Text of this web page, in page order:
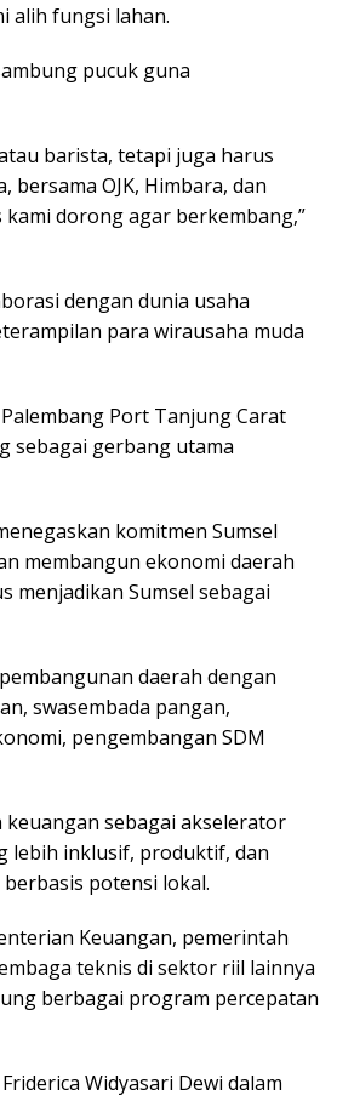
alih fungsi lahan.
pucuk guna
barista, tetapi juga harus
OJK, Himbara, dan
dorong agar berkembang,”
dengan dunia usaha
para wirausaha muda
Port Tanjung Carat
sebagai gerbang utama
komitmen Sumsel
membangun ekonomi daerah
menjadikan Sumsel sebagai
daerah dengan
swasembada pangan,
pengembangan SDM
sebagai akselerator
lebih inklusif, produktif, dan
potensi lokal.
Keuangan, pemerintah
teknis di sektor riil lainnya
berbagai program percepatan
Widyasari Dewi dalam